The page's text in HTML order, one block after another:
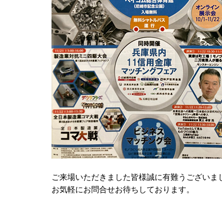
ご来場いただきました皆様誠に有難うございま
お気軽にお問合せお待ちしております。